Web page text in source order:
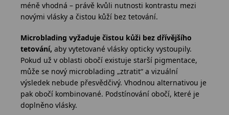
méně vhodná – právě kvůli nutnosti kontrastu mezi
novými vlásky a čistou kůží bez tetování.
Microblading vyžaduje čistou kůži bez dřívějšího
tetování, aby vytetované vlásky opticky vystoupily.
Pokud už v oblasti obočí existuje starší pigmentace,
může se nový microblading „ztratit“ a vizuální
výsledek nebude přesvědčivý. Vhodnou alternativou je
pak obočí kombinované. Podstínování obočí, které je
doplněno vlásky.